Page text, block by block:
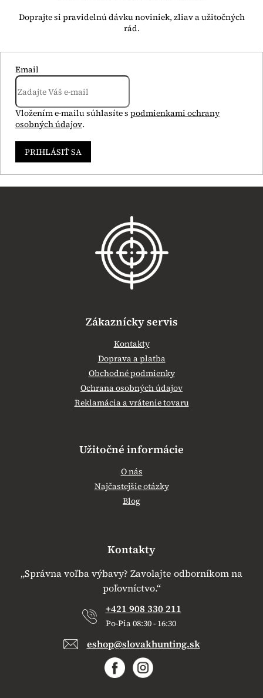
Email
Vložením e-mailu súhlasíte s podmienkami ochrany
osobných údajov.
PRIHLÁSIŤ SA
Zákaznícky servis
Kontakty
Doprava a platba
Obchodné podmienky
Ochrana osobných údajov
Reklamácia a vrátenie tovaru
Užitočné informácie
O nás
Najčastejšie otázky
Blog
Kontakty
„Správna voľba výbavy? Zavolajte odborníkom na
poľovníctvo.“
+421 908 330 211
Po-Pia 08:30 - 16:30
eshop@slovakhunting.sk